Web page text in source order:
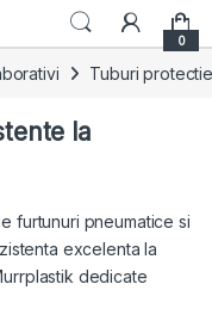
0
Tuburi
la
furtunuri pneumatice si
excelenta la
dedicate